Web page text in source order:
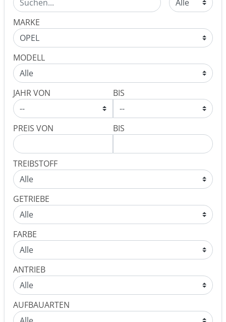
MARKE
MODELL
JAHR VON BIS
PREIS VON BIS
TREIBSTOFF
GETRIEBE
FARBE
ANTRIEB
AUFBAUARTEN